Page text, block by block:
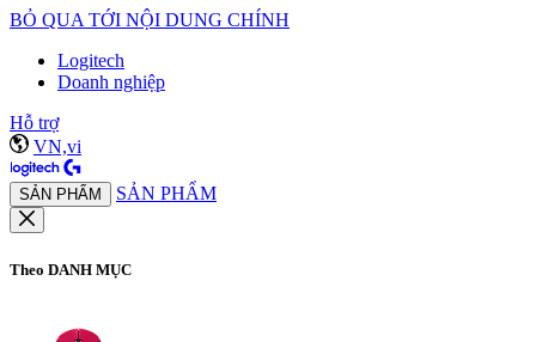
BỎ QUA TỚI NỘI DUNG CHÍNH
Logitech
Doanh nghiệp
Hỗ trợ
VN,vi
SẢN PHẨM SẢN PHẨM
Theo DANH MỤC